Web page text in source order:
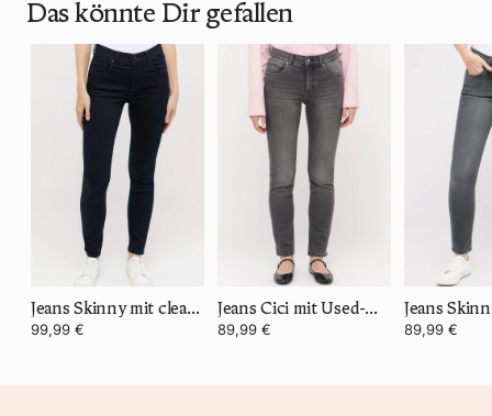
Das könnte Dir gefallen
Jeans Skinny mit cleanem Super Stretch Denim
99,99 €
Jeans Cici mit Used-Waschung
89,99 € 89,99 €